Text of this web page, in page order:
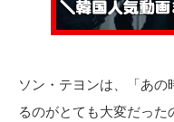
ソン・テヨンは、「あ
るのがとても大変だっ